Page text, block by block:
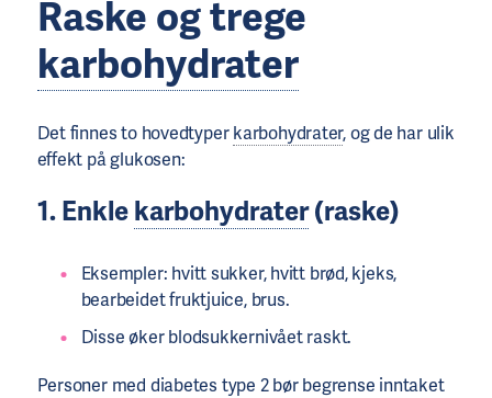
Raske og trege
karbohydrater
Det finnes to hovedtyperkarbohydrater, og de har ulik
effekt på glukosen:
1. Enklekarbohydrater(raske)
Eksempler: hvitt sukker, hvitt brød, kjeks,
bearbeidet fruktjuice, brus.
Disse øker blodsukkernivået raskt.
Personer med diabetes type 2 bør begrense inntaket